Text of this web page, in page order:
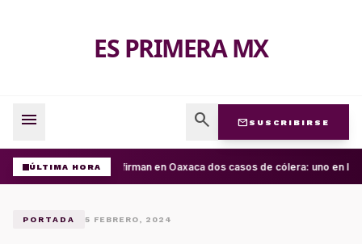
ES PRIMERA MX
menu search mail SUSCRIBIRSE
ÚLTIMA HORAConfirman en Oaxaca dos casos de cólera: uno en la
PORTADA 5 FEBRERO, 2024